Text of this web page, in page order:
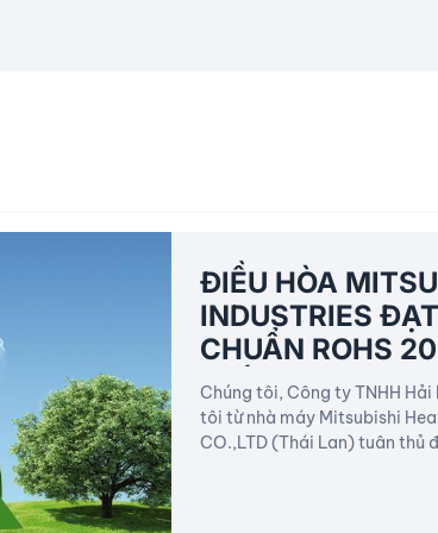
ĐIỀU HÒA
INDUSTRIES
CHUẨN ROHS
KHÍ THƯƠNG MẠI
Chúng tôi, Công ty TNHH
tôi từ nhà máy Mitsubishi
CO.,LTD (Thái Lan) tuân thủ